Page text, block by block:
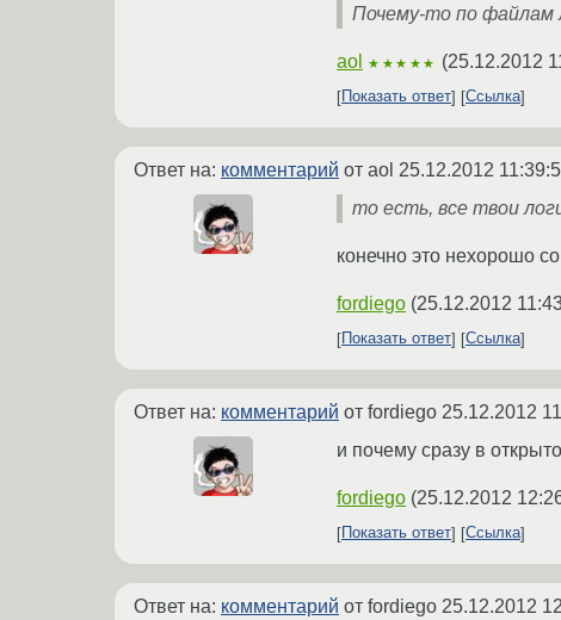
Почему-то по файлам
aol ★★★★★ (25.12.2012
Показать ответ Ссылка
Ответ на: комментарий от aol 25.12.2012
то есть, все твои
конечно это нехорошо
fordiego (25.12.2012
Показать ответ
Ссылка
Ответ на: комментарий от fordiego 25.12.2012
и почему сразу в
fordiego (25.12.2012
Показать ответ
Ссылка
Ответ на: комментарий от fordiego 25.12.2012